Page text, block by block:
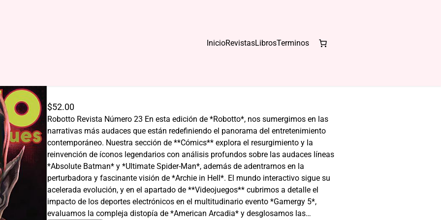
InicioRevistasLibrosTerminos
$52.00
Robotto Revista Número 23 En esta edición de *Robotto*, nos sumergimos en las
narrativas más audaces que están redefiniendo el panorama del entretenimiento
contemporáneo. Nuestra sección de **Cómics** explora el resurgimiento y la
reinvención de íconos legendarios con análisis profundos sobre las audaces líneas
*Absolute Batman* y *Ultimate Spider-Man*, además de adentrarnos en la
perturbadora y fascinante visión de *Archie in Hell*. El mundo interactivo sigue su
acelerada evolución, y en el apartado de **Videojuegos** cubrimos a detalle el
impacto de los deportes electrónicos en el multitudinario evento *Gamergy 5*,
evaluamos la compleja distopía de *American Arcadia* y desglosamos las…